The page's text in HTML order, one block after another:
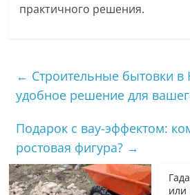
практичного решения.
← Строительные бытовки в
удобное решение для
Подарок с вау-эффектом:
ростовая фигура? →
или